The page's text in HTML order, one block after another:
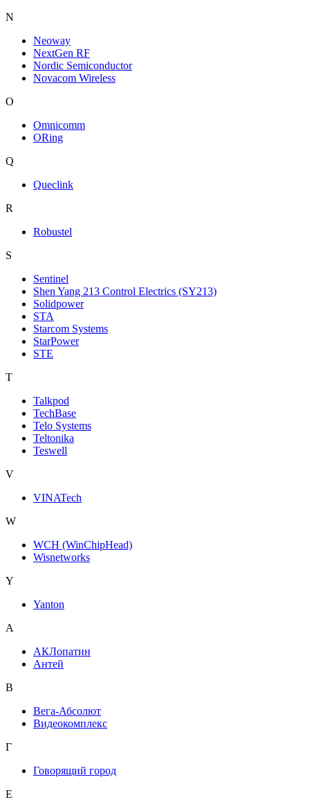
N
Neoway
NextGen RF
Nordic Semiconductor
Novacom Wireless
O
Omnicomm
ORing
Q
Queclink
R
Robustel
S
Sentinel
Shen Yang 213 Control Electrics (SY213)
Solidpower
STA
Starcom Systems
StarPower
STE
T
Talkpod
TechBase
Telo Systems
Teltonika
Teswell
V
VINATech
W
WCH (WinChipHead)
Wisnetworks
Y
Yanton
А
АКЛопатин
Антей
В
Вега-Абсолют
Видеокомплекс
Г
Говорящий город
Е